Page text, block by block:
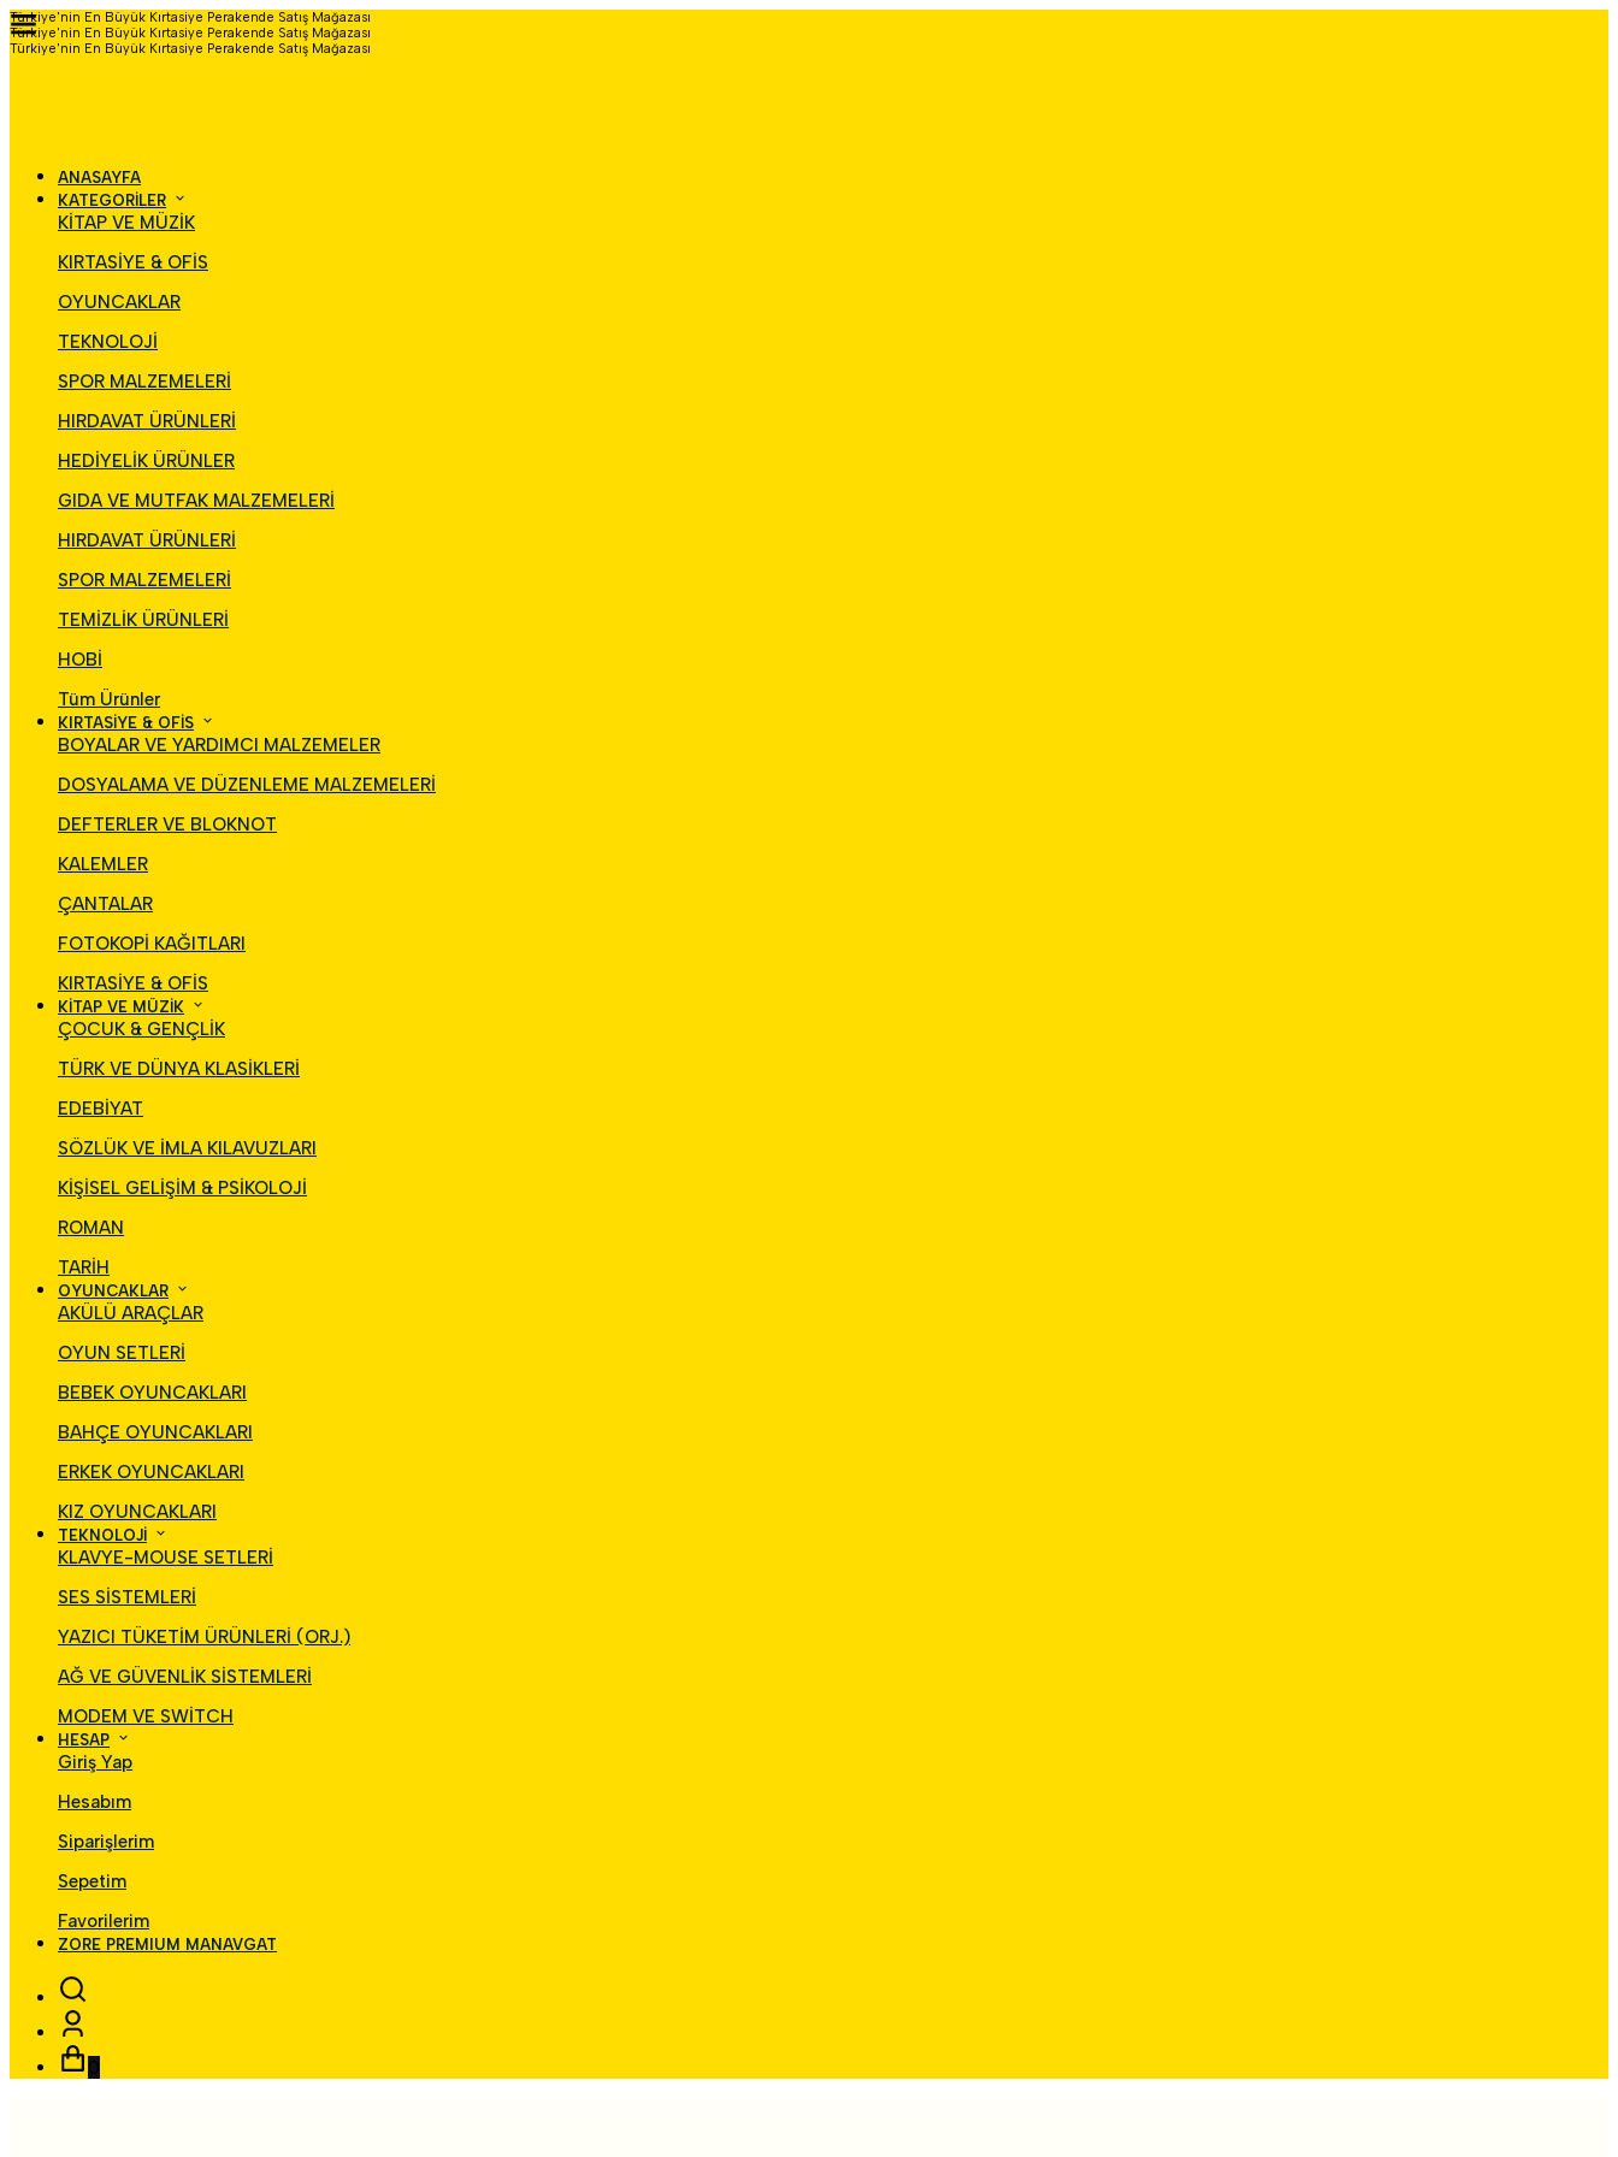
Türkiye'nin En Büyük Kırtasiye Perakende Satış Mağazası
Türkiye'nin En Büyük Kırtasiye Perakende Satış Mağazası
Türkiye'nin En Büyük Kırtasiye Perakende Satış Mağazası
ANASAYFA
KATEGORİLER
KİTAP VE MÜZİK
KIRTASİYE & OFİS
OYUNCAKLAR
TEKNOLOJİ
SPOR MALZEMELERİ
HIRDAVAT ÜRÜNLERİ
HEDİYELİK ÜRÜNLER
GIDA VE MUTFAK MALZEMELERİ
HIRDAVAT ÜRÜNLERİ
SPOR MALZEMELERİ
TEMİZLİK ÜRÜNLERİ
HOBİ
Tüm Ürünler
KIRTASİYE & OFİS
BOYALAR VE YARDIMCI MALZEMELER
DOSYALAMA VE DÜZENLEME MALZEMELERİ
DEFTERLER VE BLOKNOT
KALEMLER
ÇANTALAR
FOTOKOPİ KAĞITLARI
KIRTASİYE & OFİS
KİTAP VE MÜZİK
ÇOCUK & GENÇLİK
TÜRK VE DÜNYA KLASİKLERİ
EDEBİYAT
SÖZLÜK VE İMLA KILAVUZLARI
KİŞİSEL GELİŞİM & PSİKOLOJİ
ROMAN
TARİH
OYUNCAKLAR
AKÜLÜ ARAÇLAR
OYUN SETLERİ
BEBEK OYUNCAKLARI
BAHÇE OYUNCAKLARI
ERKEK OYUNCAKLARI
KIZ OYUNCAKLARI
TEKNOLOJİ
KLAVYE-MOUSE SETLERİ
SES SİSTEMLERİ
YAZICI TÜKETİM ÜRÜNLERİ (ORJ.)
AĞ VE GÜVENLİK SİSTEMLERİ
MODEM VE SWİTCH
HESAP
Giriş Yap
Hesabım
Siparişlerim
Sepetim
Favorilerim
ZORE PREMIUM MANAVGAT